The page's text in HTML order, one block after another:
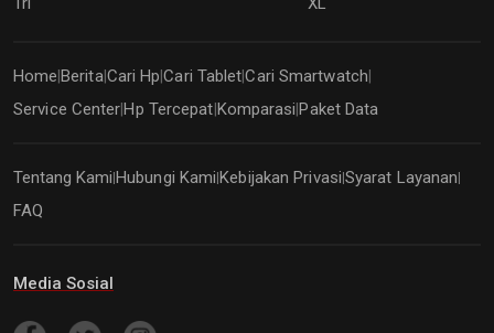
Home BeritaCari Hp |Cari Tablet|Cari Smartwatch
Service CenterHp Tercepat Komparasi Paket Data
Tentang Kami Hubungi Kami Kebijakan Privasi Syarat Layanan
FAQ
Media Sosial